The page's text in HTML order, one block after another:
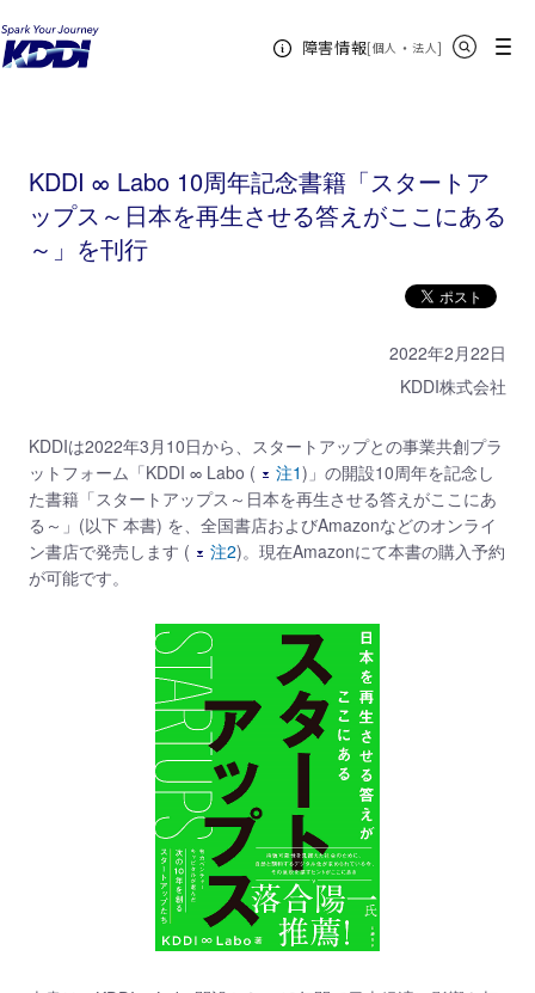
障害情報[個人 ・ 法人新規ウィンドウ
]
メニュー
KDDIホーム
10周年記念書籍「スタートアップス～日本を再生させる答えがここにある～」を刊行
KDDI ∞ Labo 10周年記念書籍「スタートア
ップス～日本を再生させる答えがここにある
～」を刊行
2022年2月22日
KDDI株式会社
KDDIは2022年3月10日から、スタートアップとの事業共創プラ
ットフォーム「KDDI ∞ Labo (
注1)」の開設10周年を記念し
た書籍「スタートアップス～日本を再生させる答えがここにあ
る～」(以下 本書) を、全国書店およびAmazonなどのオンライ
ン書店で発売します (
注2)。現在Amazonにて本書の購入予約
が可能です。